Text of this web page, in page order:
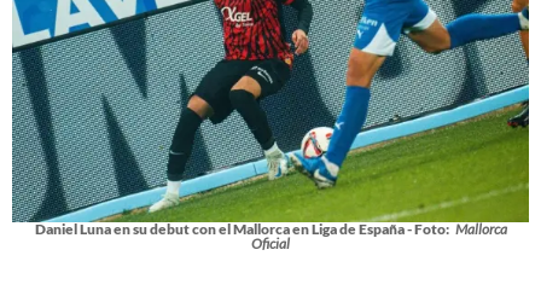
Daniel Luna en su debut con el Mallorca en Liga de España - Foto: Mallorca
Oficial